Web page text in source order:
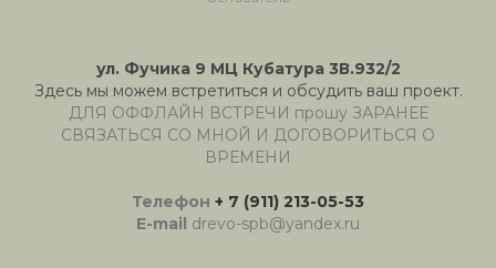
ул. Фучика 9 МЦ Кубатура 3В.932/2
Здесь мы можем встретиться и обсудить ваш проект.
ДЛЯ ОФФЛАЙН ВСТРЕЧИ прошу ЗАРАНЕЕ
СВЯЗАТЬСЯ СО МНОЙ И ДОГОВОРИТЬСЯ О
ВРЕМЕНИ
Телефон + 7 (911) 213-05-53
E-mail drevo-spb@yandex.ru